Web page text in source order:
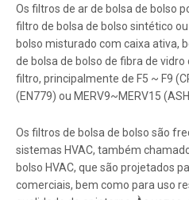
Os filtros de ar de bolsa de bolso
filtro de bolsa de bolso sintético
bolso misturado com caixa ativa,
de bolsa de bolso de fibra de
filtro, principalmente de F5 ~ F9
(EN779) ou MERV9~MERV15
Os filtros de bolsa de bolso são
sistemas HVAC, também
bolso HVAC, que são projetados
comerciais, bem como para uso